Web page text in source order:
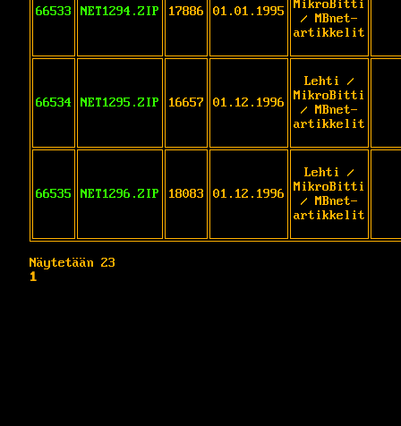
66533 NET1294.ZIP 17886 01.01.1995
MikroBitti
/ MBnet-
artikkelit
66534 NET1295.ZIP 16657 01.12.1996
Lehti /
MikroBitti
/ MBnet-
artikkelit
66535 NET1296.ZIP 18083 01.12.1996
Lehti /
MikroBitti
/ MBnet-
artikkelit
Näytetään 23
1